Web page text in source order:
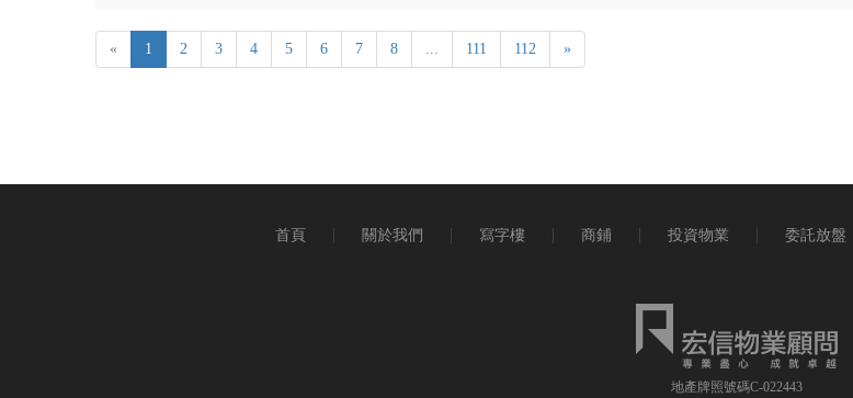
« 1 2 3 4 5 6 7 8 ... 111 112 »
首頁 關於我們 寫字樓 商鋪 投資物業 委託放盤
地產牌照號碼C-022443